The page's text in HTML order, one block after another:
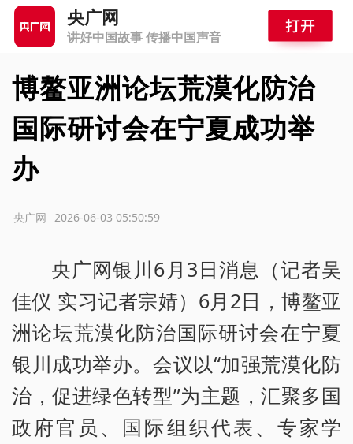
央广网
讲好中国故事 传播中国声音
博鳌亚洲论坛荒漠化防治
国际研讨会在宁夏成功举
办
2026-06-03 05:50:59
央广网
央广网银川6月3日消息（记者吴
佳仪 实习记者宗婧）6月2日，博鳌亚
洲论坛荒漠化防治国际研讨会在宁夏
银川成功举办。会议以“加强荒漠化防
治，促进绿色转型”为主题，汇聚多国
政府官员、国际组织代表、专家学